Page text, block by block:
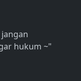
hukum ~"